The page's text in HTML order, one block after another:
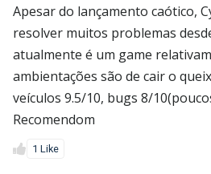
Apesar do lançamento caótico,
resolver muitos problemas
atualmente é um game
ambientações são de cair o
veículos 9.5/10, bugs 8/
Recomendom
1 Like